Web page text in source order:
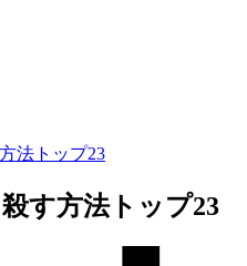
法トップ23
す方法トップ23